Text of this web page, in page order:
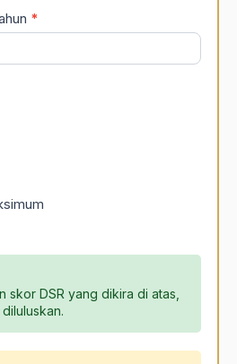
*
skor DSR yang dikira di atas,